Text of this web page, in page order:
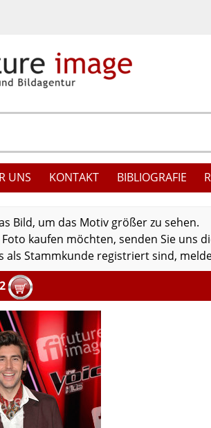
UNS KONTAKT BIBLIOGRAFIE
Bild, um das Motiv größer zu sehen.
Foto kaufen möchten, senden Sie uns
als Stammkunde registriert sind,